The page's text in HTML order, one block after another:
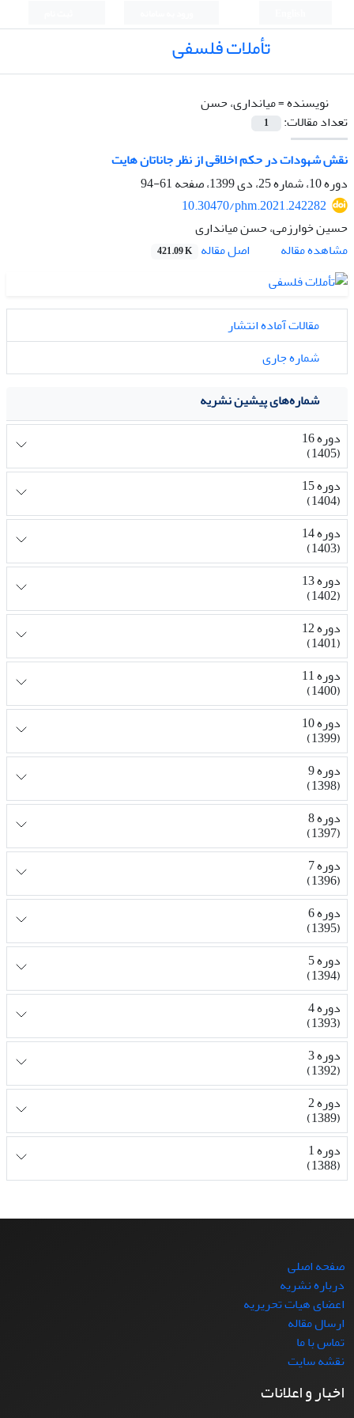
تأملات فلسفی
نویسنده =میانداری، حسن
تعداد مقالات:
1
نقش شهودات در حکم اخلاقی از نظر جاناتان هایت
دوره 10، شماره 25، دی 1399، صفحه
61-94
10.30470/phm.2021.242282
حسین خوارزمی، حسن میانداری
مشاهده مقاله
اصل مقاله 421.09 K
مقالات آماده انتشار
شماره جاری
شماره‌های پیشین نشریه
دوره 16
(1405)
دوره 15
(1404)
دوره 14
(1403)
دوره 13
(1402)
دوره 12
(1401)
دوره 11
(1400)
دوره 10
(1399)
دوره 9
(1398)
دوره 8
(1397)
دوره 7
(1396)
دوره 6
(1395)
دوره 5
(1394)
دوره 4
(1393)
دوره 3
(1392)
دوره 2
(1389)
دوره 1
(1388)
صفحه اصلی
درباره نشریه
اعضای هیات تحریریه
ارسال مقاله
تماس با ما
نقشه سایت
اخبار و اعلانات